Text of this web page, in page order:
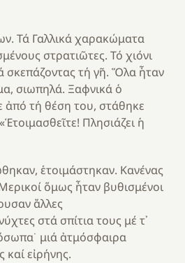
Τά Γαλλικά χαρακώματα
στρατιῶτες. Τό χιόνι
σκεπάζοντας τή γῆ. Ὅλα ἦταν
σιωπηλά. Ξαφνικά ὁ
ἀπό τή θέση του, στάθηκε
Πλησιάζει ἡ
ἑτοιμάστηκαν. Κανένας
ὅμως ἦταν βυθισμένοι
ἄλλες
στά σπίτια τους μέ τ᾽
μιά ἀτμόσφαιρα
καί εἰρήνης.